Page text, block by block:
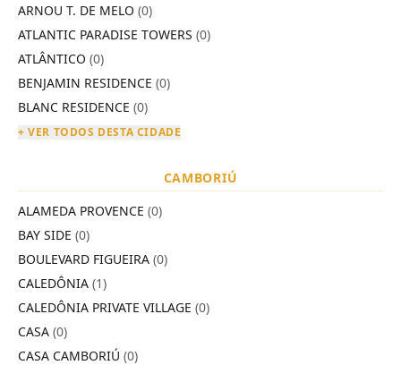
ARNOU T. DE MELO (0)
ATLANTIC PARADISE TOWERS (0)
ATLÂNTICO (0)
BENJAMIN RESIDENCE (0)
BLANC RESIDENCE (0)
+ VER TODOS DESTA CIDADE
CAMBORIÚ
ALAMEDA PROVENCE (0)
BAY SIDE (0)
BOULEVARD FIGUEIRA (0)
CALEDÔNIA (1)
CALEDÔNIA PRIVATE VILLAGE (0)
CASA (0)
CASA CAMBORIÚ (0)